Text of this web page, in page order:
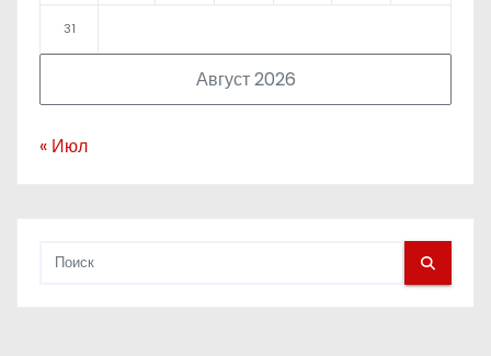
Август 2026
31
« Июл